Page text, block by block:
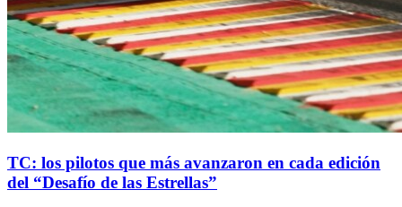
TC: los pilotos que más avanzaron en cada edición
del “Desafío de las Estrellas”